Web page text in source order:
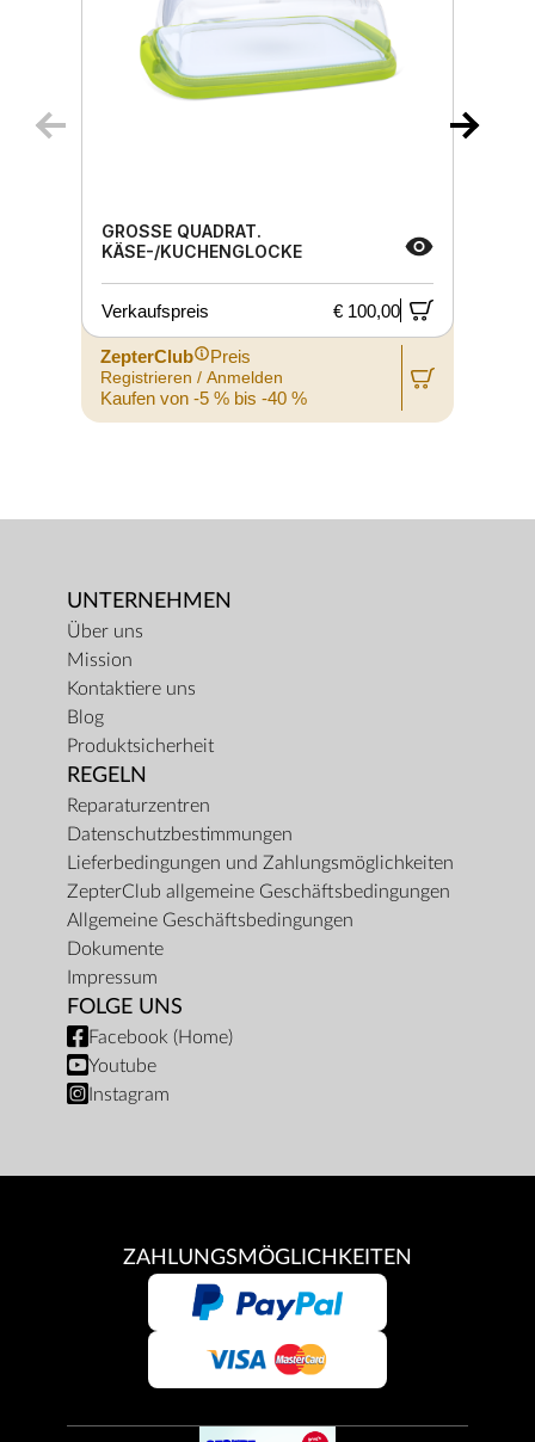
GROSSE QUADRAT. K
ÄSE-/KUCHENGLOCKE
Verkaufspreis € 100,00
ZepterClub Preis
Registrieren / Anmelden
Kaufen von -5 % bis -40 %
UNTERNEHMEN
Über uns
Mission
Kontaktiere uns
Blog
Produktsicherheit
REGELN
Reparaturzentren
Datenschutzbestimmungen
Lieferbedingungen und Zahlungsmöglichkeiten
ZepterClub allgemeine Geschäftsbedingungen
Allgemeine Geschäftsbedingungen
Dokumente
Impressum
FOLGE UNS
Facebook (Home)
Youtube
Instagram
ZAHLUNGSMÖGLICHKEITEN